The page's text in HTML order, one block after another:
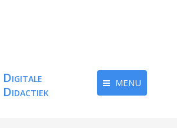
MENU